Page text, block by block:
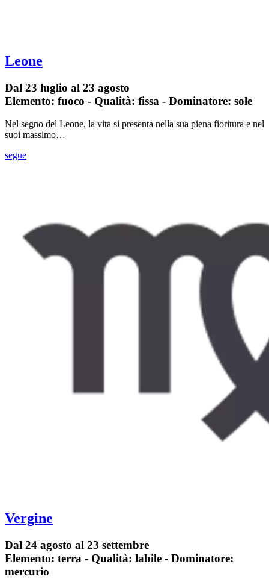
Leone
Dal 23 luglio al 23 agosto
Elemento: fuoco - Qualità: fissa - Dominatore: sole
Nel segno del Leone, la vita si presenta nella sua piena fioritura e nel
suoi massimo…
segue
Vergine
Dal 24 agosto al 23 settembre
Elemento: terra - Qualità: labile - Dominatore:
mercurio